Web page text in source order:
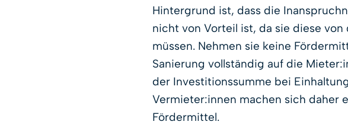
Hintergrund ist, dass die
nicht von Vorteil ist, da sie diese
müssen. Nehmen sie keine
Sanierung vollständig auf die
der Investitionssumme bei
Vermieter:innen machen sich daher
Fördermittel.